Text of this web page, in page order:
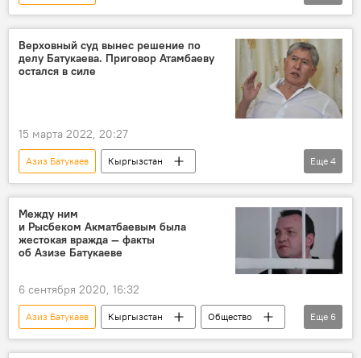
Переселение памирских кыргызов в Кыргызстан
Алмазбек Атамбаев
колония
Верховный суд КР
приговор
Верховный суд вынес решение по
делу Батукаева. Приговор Атамбаеву
остался в силе
15 марта 2022, 20:27
Азиз Батукаев
Кыргызстан
Алмазбек Атамбаев
Индира Джолдубаева
Верховный суд КР
Еще 4
Между ним
и Рысбеком Акматбаевым была
жестокая вражда — факты
об Азизе Батукаеве
6 сентября 2020, 16:32
Азиз Батукаев Кыргызстан
Общество
Задержания по делу о "раке" Азиза Батукаева
Еще 6